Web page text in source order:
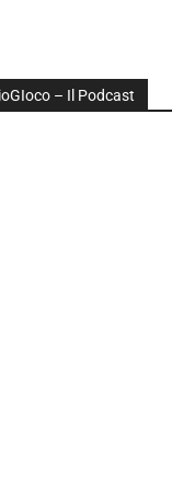
ioGIoco – Il Podcast